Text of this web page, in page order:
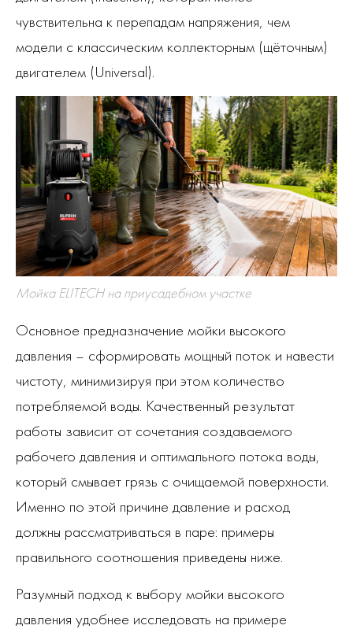
чувствительна к перепадам напряжения, чем
модели с классическим коллекторным (щёточным)
двигателем (Universal).
Мойка ELITECH на приусадебном участке
Основное предназначение мойки высокого
давления – сформировать мощный поток и навести
чистоту, минимизируя при этом количество
потребляемой воды. Качественный результат
работы зависит от сочетания создаваемого
рабочего давления и оптимального потока воды,
который смывает грязь с очищаемой поверхности.
Именно по этой причине давление и расход
должны рассматриваться в паре: примеры
правильного соотношения приведены ниже.
Разумный подход к выбору мойки высокого
давления удобнее исследовать на примере